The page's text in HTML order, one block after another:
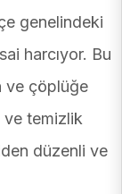
genelindeki
harcıyor. Bu
ve çöplüğe
ve temizlik
düzenli ve